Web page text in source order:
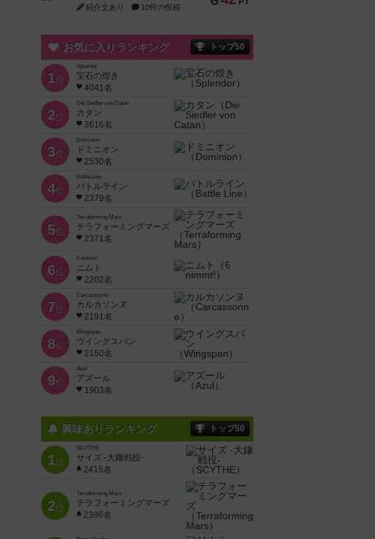
紹介文あり 10件の投稿
お気に入りランキング トップ50
1位
Splendor
宝石の煌き
4041名
2位
Die Siedler von Catan
カタン
3616名
3位
Dominion
ドミニオン
2530名
4位
Battle Line
バトルライン
2379名
5位
Terraforming Mars
テラフォーミングマーズ
2371名
6位
6 nimmt!
ニムト
2202名
7位
Carcassonne
カルカソンヌ
2191名
8位
Wingspan
ウイングスパン
2150名
9位
Azul
アズール
1903名
興味ありランキング トップ50
1位
SCYTHE
サイズ -大鎌戦役-
2415名
2位
Terraforming Mars
テラフォーミングマーズ
2396名